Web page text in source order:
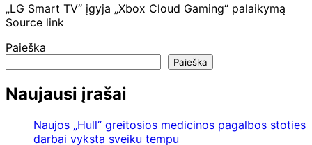
„LG Smart TV“ įgyja „Xbox Cloud Gaming“ palaikymą
Source link
Paieška
Paieška
Naujausi įrašai
Naujos „Hull“ greitosios medicinos pagalbos stoties
darbai vyksta sveiku tempu